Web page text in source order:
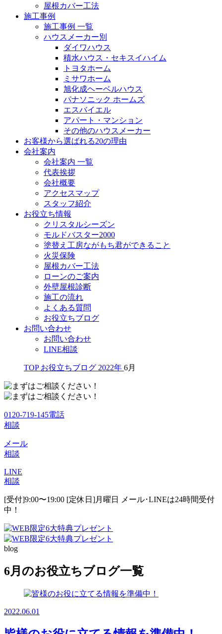
屋根カバー工法
施工事例
施工事例 一覧
ハウスメーカー別
ダイワハウス
積水ハウス・セキスイハイム
トヨタホーム
ミサワホーム
旭化成ヘーベルハウス
パナソニック ホームズ
エスバイエル
アパート・マンション
その他のハウスメーカー
お客様から選ばれる20の理由
会社案内
会社案内 一覧
代表挨拶
会社概要
アクセスマップ
スタッフ紹介
お役立ち情報
クリスタルシーズン
モルドバスター2000
塗替え工房ながもち君ができること
火災保険
屋根カバー工法
ローンのご案内
外壁屋根診断
施工の流れ
よくある質問
お役立ちブログ
お問い合わせ
お問い合わせ
LINE相談
TOP お役立ちブログ 2022年 6月
0120-719-145電話
相談
メール
相談
LINE
相談
[受付]9:00〜19:00 [定休日]月曜日
メール･LINEは24時間受付
中！
blog
6月のお役立ちブログ一覧
2022.06.01